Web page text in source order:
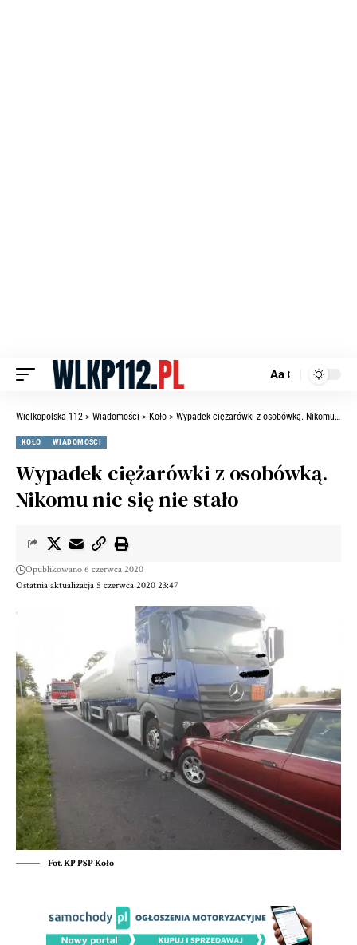
Aa
Wielkopolska 112 > Wiadomości > Koło > Wypadek ciężarówki z osobówką. Nikomu nic się nie stało
KOŁO WIADOMOŚCI
Wypadek ciężarówki z osobówką.
Nikomu nic się nie stało
Ostatnia aktualizacja 5 czerwca 2020 23:47
Opublikowano 6 czerwca 2020
Fot. KP PSP Koło